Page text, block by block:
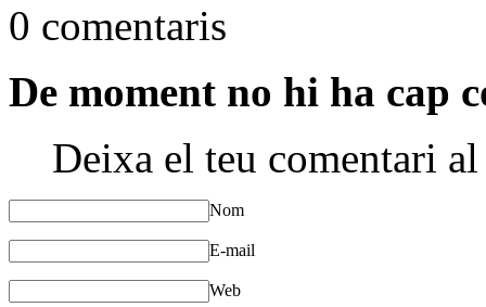
0 comentaris
De moment no hi ha cap
Deixa el teu comentari
Nom
E-mail
Web